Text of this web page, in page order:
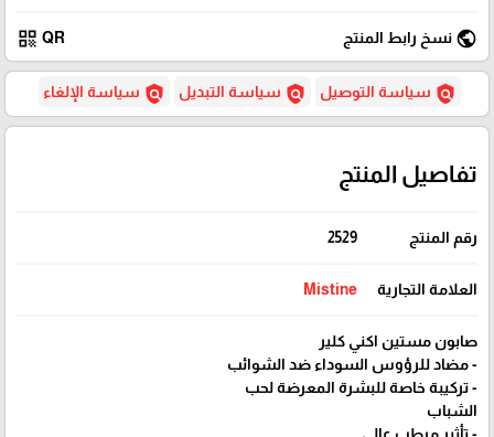
public نسخ رابط المنتج QR
qr_code
policy سياسة التوصيل policy سياسة التبديل policy سياسة الإلغاء
تفاصيل المنتج
رقم المنتج 2529
العلامة التجارية Mistine
صابون مستين اكني كلير
- مضاد للرؤوس السوداء ضد الشوائب
- تركيبة خاصة للبشرة المعرضة لحب
الشباب
- تأثير مرطب عالي